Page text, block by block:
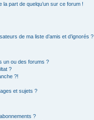
la part de quelqu’un sur ce forum !
de ma liste d’amis et d’ignorés ?
un ou des forums ?
?
?!
et sujets ?
?